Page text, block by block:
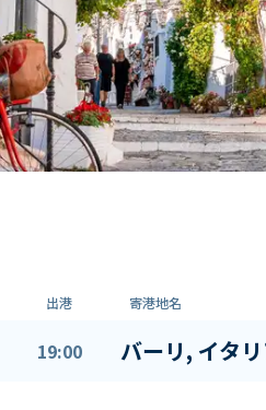
出港 寄港地名
19:00 バーリ, イタ